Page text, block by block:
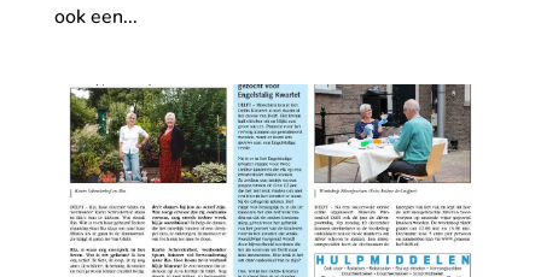
ook een...